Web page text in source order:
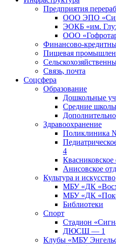
Предприятия
ООО ЭПО
ЭОКБ «им.
ООО
Финансово-
Пищевая
Связь, почта
Соцсфера
Образование
Дошкольные
Средние
Здравоохранение
Поликлиника
4
Квасниковское
Анисовское
Культура и искусство
МБУ «ДК
МБУ «ДК
Библиотеки
Спорт
Стадион
ДЮСШ — 1
Клубы «МБУ